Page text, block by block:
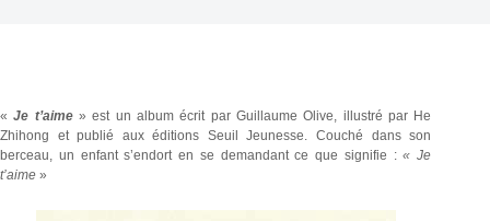
«Je t’aime» est un album écrit par Guillaume Olive, illustré par He
Zhihong et publié aux éditions Seuil Jeunesse. Couché dans son
berceau, un enfant s’endort en se demandant ce que signifie :« Je
t’aime »